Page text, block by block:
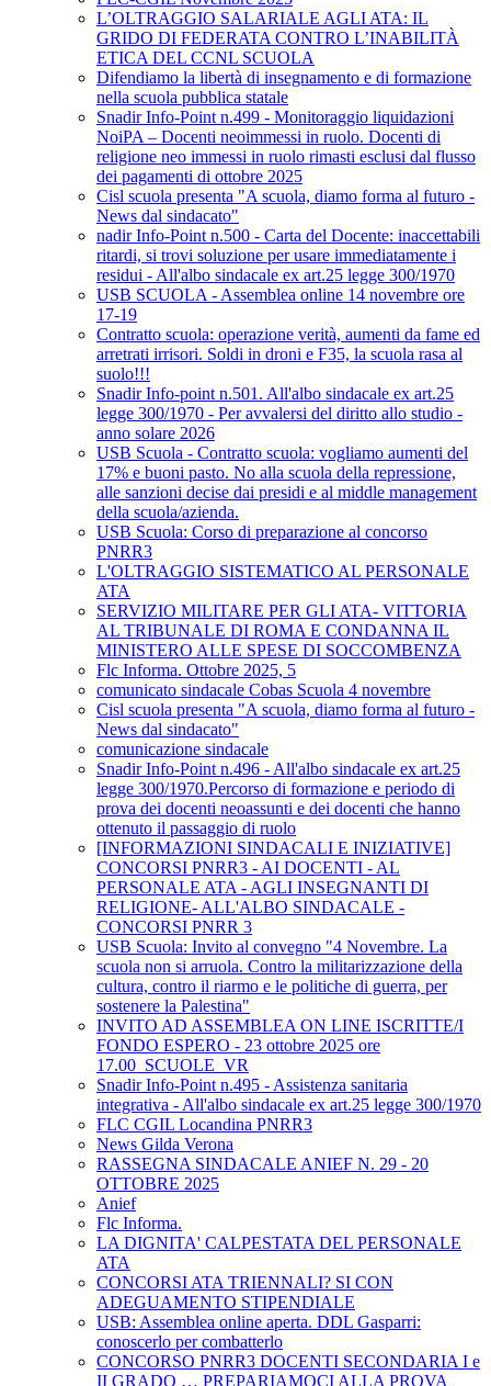
L’OLTRAGGIO SALARIALE AGLI ATA: IL
GRIDO DI FEDERATA CONTRO L’INABILITÀ
ETICA DEL CCNL SCUOLA
Difendiamo la libertà di insegnamento e di formazione
nella scuola pubblica statale
Snadir Info-Point n.499 - Monitoraggio liquidazioni
NoiPA – Docenti neoimmessi in ruolo. Docenti di
religione neo immessi in ruolo rimasti esclusi dal flusso
dei pagamenti di ottobre 2025
Cisl scuola presenta "A scuola, diamo forma al futuro -
News dal sindacato"
nadir Info-Point n.500 - Carta del Docente: inaccettabili
ritardi, si trovi soluzione per usare immediatamente i
residui - All'albo sindacale ex art.25 legge 300/1970
USB SCUOLA - Assemblea online 14 novembre ore
17-19
Contratto scuola: operazione verità, aumenti da fame ed
arretrati irrisori. Soldi in droni e F35, la scuola rasa al
suolo!!!
Snadir Info-point n.501. All'albo sindacale ex art.25
legge 300/1970 - Per avvalersi del diritto allo studio -
anno solare 2026
USB Scuola - Contratto scuola: vogliamo aumenti del
17% e buoni pasto. No alla scuola della repressione,
alle sanzioni decise dai presidi e al middle management
della scuola/azienda.
USB Scuola: Corso di preparazione al concorso
PNRR3
L'OLTRAGGIO SISTEMATICO AL PERSONALE
ATA
SERVIZIO MILITARE PER GLI ATA- VITTORIA
AL TRIBUNALE DI ROMA E CONDANNA IL
MINISTERO ALLE SPESE DI SOCCOMBENZA
Flc Informa. Ottobre 2025, 5
comunicato sindacale Cobas Scuola 4 novembre
Cisl scuola presenta "A scuola, diamo forma al futuro -
News dal sindacato"
comunicazione sindacale
Snadir Info-Point n.496 - All'albo sindacale ex art.25
legge 300/1970.Percorso di formazione e periodo di
prova dei docenti neoassunti e dei docenti che hanno
ottenuto il passaggio di ruolo
[INFORMAZIONI SINDACALI E INIZIATIVE]
CONCORSI PNRR3 - AI DOCENTI - AL
PERSONALE ATA - AGLI INSEGNANTI DI
RELIGIONE- ALL'ALBO SINDACALE -
CONCORSI PNRR 3
USB Scuola: Invito al convegno "4 Novembre. La
scuola non si arruola. Contro la militarizzazione della
cultura, contro il riarmo e le politiche di guerra, per
sostenere la Palestina"
INVITO AD ASSEMBLEA ON LINE ISCRITTE/I
FONDO ESPERO - 23 ottobre 2025 ore
17.00_SCUOLE_VR
Snadir Info-Point n.495 - Assistenza sanitaria
integrativa - All'albo sindacale ex art.25 legge 300/1970
FLC CGIL Locandina PNRR3
News Gilda Verona
RASSEGNA SINDACALE ANIEF N. 29 - 20
OTTOBRE 2025
Anief
Flc Informa.
LA DIGNITA' CALPESTATA DEL PERSONALE
ATA
CONCORSI ATA TRIENNALI? SI CON
ADEGUAMENTO STIPENDIALE
USB: Assemblea online aperta. DDL Gasparri:
conoscerlo per combatterlo
CONCORSO PNRR3 DOCENTI SECONDARIA I e
II GRADO … PREPARIAMOCI ALLA PROVA